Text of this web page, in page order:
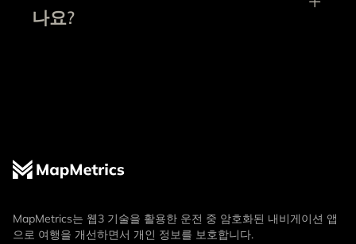
나요?
MapMetrics는 웹3 기술을 활용한 운전 중 암호화된 내비게이션 앱
으로 여행을 개선하면서 개인 정보를 보호합니다.